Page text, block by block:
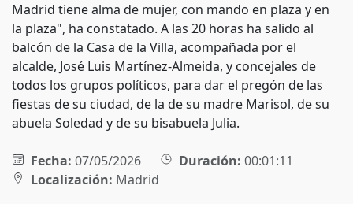
Madrid tiene alma de mujer, con mando en plaza y en
la plaza", ha constatado. A las 20 horas ha salido al
balcón de la Casa de la Villa, acompañada por el
alcalde, José Luis Martínez-Almeida, y concejales de
todos los grupos políticos, para dar el pregón de las
fiestas de su ciudad, de la de su madre Marisol, de su
abuela Soledad y de su bisabuela Julia.
Fecha: 07/05/2026 Duración: 00:01:11
Localización: Madrid